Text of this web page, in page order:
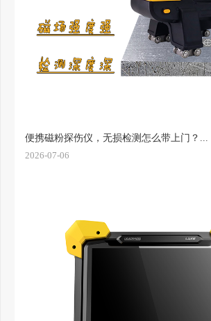
便携磁粉探伤仪，无损检测怎么带上门？...
2026-07-06